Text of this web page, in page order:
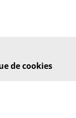
de cookies